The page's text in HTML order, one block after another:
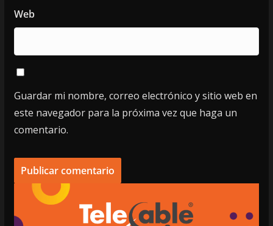
Web
Guardar mi nombre, correo electrónico y sitio web en
este navegador para la próxima vez que haga un
comentario.